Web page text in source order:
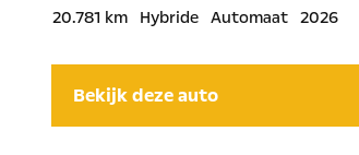
20.781 km Hybride Automaat 2026
Bekijk deze auto